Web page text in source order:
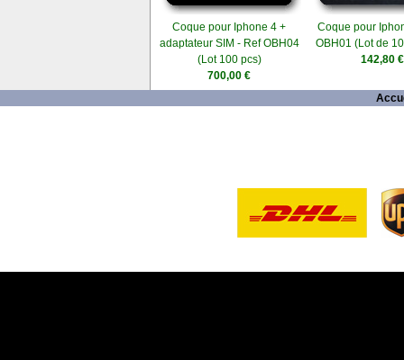
Coque pour Iphone 4 +
adaptateur SIM - Ref OBH04
(Lot 100 pcs)
700,00 €
Coque pour
OBH01 (Lot de
142,80 €